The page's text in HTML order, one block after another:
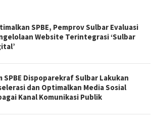
SPBE, Pemprov Sulbar Evaluasi
Website Terintegrasi ‘Sulbar
SPBE Dispoparekraf Sulbar Lakukan
dan Optimalkan Media Sosial
Kanal Komunikasi Publik